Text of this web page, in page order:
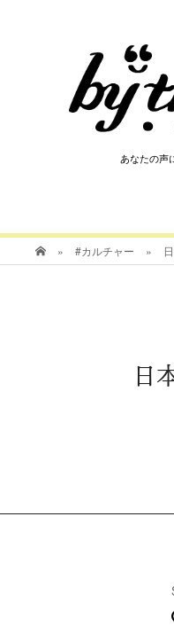
あなたの声
あな
» #カルチャー »
日